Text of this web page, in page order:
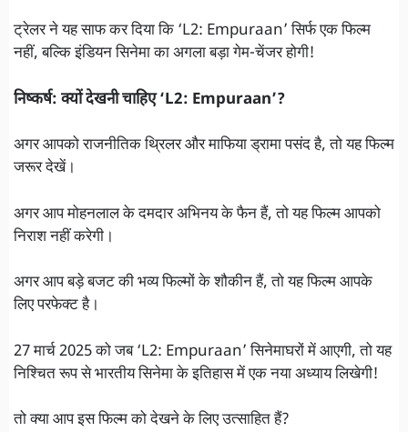
ट्रेलर ने यह साफ कर दिया कि ‘L2: Empuraan’ सिर्फ एक फिल्म
नहीं, बल्कि इंडियन सिनेमा का अगला बड़ा गेम-चेंजर होगी!
निष्कर्ष: क्यों देखनी चाहिए ‘L2: Empuraan’?
अगर आपको राजनीतिक थ्रिलर और माफिया ड्रामा पसंद है, तो यह फिल्म
जरूर देखें।
अगर आप मोहनलाल के दमदार अभिनय के फैन हैं, तो यह फिल्म आपको
निराश नहीं करेगी।
अगर आप बड़े बजट की भव्य फिल्मों के शौकीन हैं, तो यह फिल्म आपके
लिए परफेक्ट है।
27 मार्च 2025 को जब ‘L2: Empuraan’ सिनेमाघरों में आएगी, तो यह
निश्चित रूप से भारतीय सिनेमा के इतिहास में एक नया अध्याय लिखेगी!
तो क्या आप इस फिल्म को देखने के लिए उत्साहित हैं?